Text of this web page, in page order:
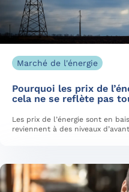
Marché de l'énergie
Pourquoi les prix de
cela ne se reflète pas
Les prix de l’énergie sont en
reviennent à des niveaux